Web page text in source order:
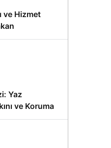
ve Hizmet
Yaz
ve Koruma